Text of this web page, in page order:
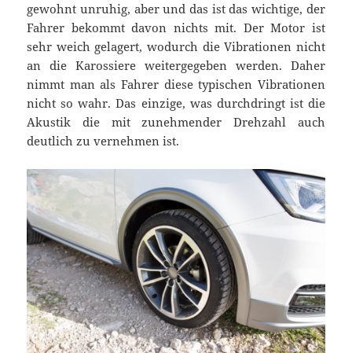
gewohnt unruhig, aber und das ist das wichtige, der
Fahrer bekommt davon nichts mit. Der Motor ist
sehr weich gelagert, wodurch die Vibrationen nicht
an die Karossiere weitergegeben werden. Daher
nimmt man als Fahrer diese typischen Vibrationen
nicht so wahr. Das einzige, was durchdringt ist die
Akustik die mit zunehmender Drehzahl auch
deutlich zu vernehmen ist.